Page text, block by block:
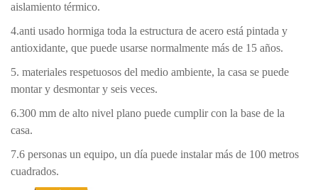
aislamiento térmico.
4.anti usado hormiga toda la estructura de acero está pintada y
antioxidante, que puede usarse normalmente más de 15 años.
5. materiales respetuosos del medio ambiente, la casa se puede
montar y desmontar y seis veces.
6.300 mm de alto nivel plano puede cumplir con la base de la
casa.
7.6 personas un equipo, un día puede instalar más de 100 metros
cuadrados.